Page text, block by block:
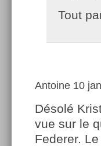
Tout
Antoine 10
Désolé
vue sur le
Federer.